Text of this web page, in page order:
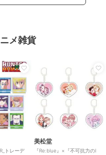
メ雑貨
トレーデ
美松堂
『Re:blue』×『不可抗力のI